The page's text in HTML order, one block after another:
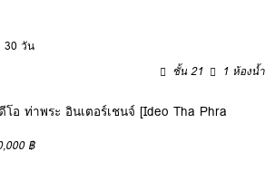
30 วัน
ชั้น 21
1 ห้องน้ำ
อ ท่าพระ อินเตอร์เชนจ์ [Ideo Tha Phra
฿